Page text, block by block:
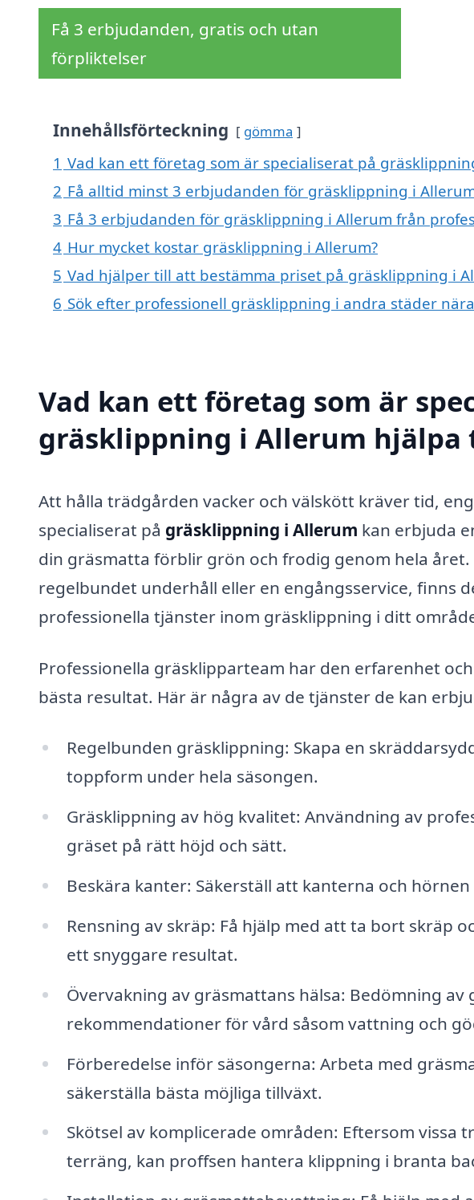
Få 3 erbjudanden, gratis och utan
förpliktelser
Innehållsförteckning gömma
1 Vad kan ett företag som är specialiserat på
2 Få alltid minst 3 erbjudanden för gräsklippning i
3 Få 3 erbjudanden för gräsklippning i Allerum från
4 Hur mycket kostar gräsklippning i Allerum?
5 Vad hjälper till att bestämma priset på gräsklippning i
6 Sök efter professionell gräsklippning i andra städer
Vad kan ett företag som är
gräsklippning i Allerum hjälpa
Att hålla trädgården vacker och välskött kräver tid,
specialiserat på gräsklippning i Allerum kan erbjuda
din gräsmatta förblir grön och frodig genom hela
regelbundet underhåll eller en engångsservice, finns
professionella tjänster inom gräsklippning i ditt
Professionella gräsklipparteam har den erfarenhet
bästa resultat. Här är några av de tjänster de kan
Regelbunden gräsklippning: Skapa en
toppform under hela säsongen.
Gräsklippning av hög kvalitet: Användning av
gräset på rätt höjd och sätt.
Beskära kanter: Säkerställ att kanterna och
Rensning av skräp: Få hjälp med att ta bort skräp
ett snyggare resultat.
Övervakning av gräsmattans hälsa: Bedömning av
rekommendationer för vård såsom vattning och
Förberedelse inför säsongerna: Arbeta med
säkerställa bästa möjliga tillväxt.
Skötsel av komplicerade områden: Eftersom vissa
terräng, kan proffsen hantera klippning i branta